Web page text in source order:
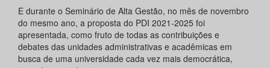
E durante o Seminário de Alta Gestão, no mês de novembro
do mesmo ano, a proposta do PDI 2021-2025 foi
apresentada, como fruto de todas as contribuições e
debates das unidades administrativas e acadêmicas em
busca de uma universidade cada vez mais democrática,